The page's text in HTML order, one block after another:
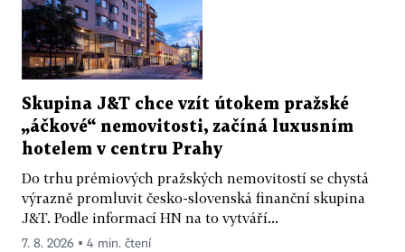
Skupina J&T chce vzít útokem pražské
„áčkové“ nemovitosti, začíná luxusním
hotelem v centru Prahy
Do trhu prémiových pražských nemovitostí se chystá
výrazně promluvit česko-slovenská finanční skupina
J&T. Podle informací HN na to vytváří...
7. 8. 2026 ▪ 4 min. čtení